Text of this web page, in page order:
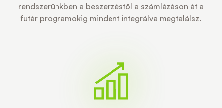
rendszerünkben a beszerzéstől a számlázáson át a
futár programokig mindent integrálva megtalálsz.